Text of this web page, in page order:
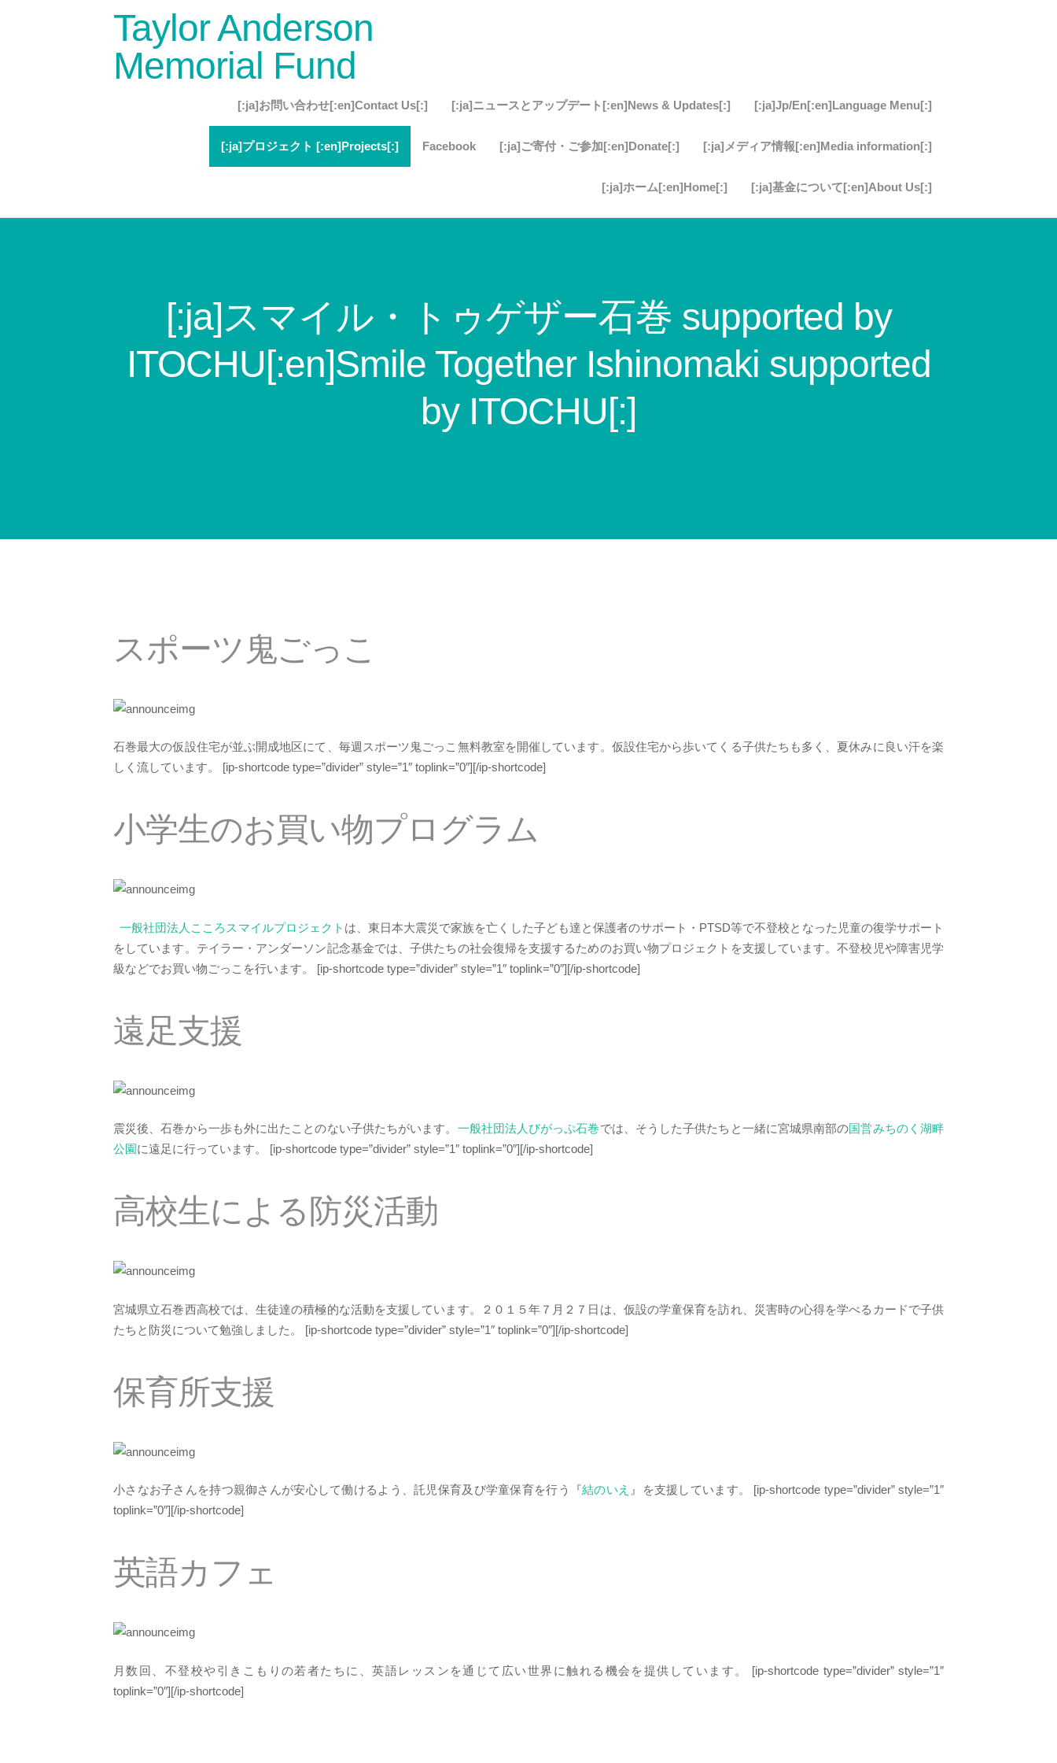
Taylor Anderson
Memorial Fund
[:ja]Jp/En[:en]Language Menu[:]
[:ja]ニュースとアップデート[:en]News & Updates[:]
[:ja]お問い合わせ[:en]Contact Us[:]
[:ja]メディア情報[:en]Media information[:]
[:ja]ご寄付・ご参加[:en]Donate[:]
Facebook
[:ja]プロジェクト [:en]Projects[:]
[:ja]基金について[:en]About Us[:]
[:ja]ホーム[:en]Home[:]
[:ja]スマイル・トゥゲザー石巻 supported by
ITOCHU[:en]Smile Together Ishinomaki supported
by ITOCHU[:]
スポーツ鬼ごっこ
石巻最大の仮設住宅が並ぶ開成地区にて、毎週スポーツ鬼ごっこ無料教室を開催しています。仮設住宅から歩いてくる子供たちも多く、夏休みに良い汗を楽
しく流しています。
[ip-shortcode type=”divider” style=”1″ toplink=”0″][/ip-shortcode]
小学生のお買い物プログラム
一般社団法人こころスマイルプロジェクト は、東日本大震災で家族を亡くした子ども達と保護者のサポート・PTSD等で不登校となった児童の復学サポート
をしています。テイラー・アンダーソン記念基金では、子供たちの社会復帰を支援するためのお買い物プロジェクトを支援しています。不登校児や障害児学
級などでお買い物ごっこを行います。 [ip-shortcode type=”divider” style=”1″ toplink=”0″][/ip-shortcode]
遠足支援
震災後、石巻から一歩も外に出たことのない子供たちがいます。 一般社団法人びがっぷ石巻では、そうした子供たちと一緒に宮城県南部の国営みちのく湖畔
公園に遠足に行っています。 [ip-shortcode type=”divider” style=”1″ toplink=”0″][/ip-shortcode]
高校生による防災活動
宮城県立石巻西高校では、生徒達の積極的な活動を支援しています。２０１５年７月２７日は、仮設の学童保育を訪れ、災害時の心得を学べるカードで子供
たちと防災について勉強しました。
[ip-shortcode type=”divider” style=”1″ toplink=”0″][/ip-shortcode]
保育所支援
小さなお子さんを持つ親御さんが安心して働けるよう、託児保育及び学童保育を行う『結のいえ 』を支援しています。
[ip-shortcode type=”divider” style=”1″
toplink=”0″][/ip-shortcode]
英語カフェ
月数回、不登校や引きこもりの若者たちに、英語レッスンを通じて広い世界に触れる機会を提供しています。
[ip-shortcode type=”divider” style=”1″
toplink=”0″][/ip-shortcode]